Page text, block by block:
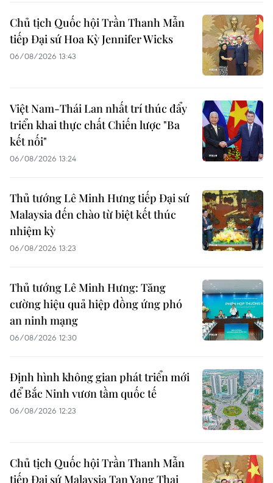
Chủ tịch Quốc hội Trần Thanh Mẫn
tiếp Đại sứ Hoa Kỳ Jennifer Wicks
06/08/2026 13:43
Việt Nam-Thái Lan nhất trí thúc đẩy
triển khai thực chất Chiến lược "Ba
kết nối"
06/08/2026 13:24
Thủ tướng Lê Minh Hưng tiếp Đại sứ
Malaysia đến chào từ biệt kết thúc
nhiệm kỳ
06/08/2026 13:23
Thủ tướng Lê Minh Hưng: Tăng
cường hiệu quả hiệp đồng ứng phó
an ninh mạng
06/08/2026 12:30
Định hình không gian phát triển mới
để Bắc Ninh vươn tầm quốc tế
06/08/2026 12:23
Chủ tịch Quốc hội Trần Thanh Mẫn
tiếp Đại sứ Malaysia Tan Yang Thai